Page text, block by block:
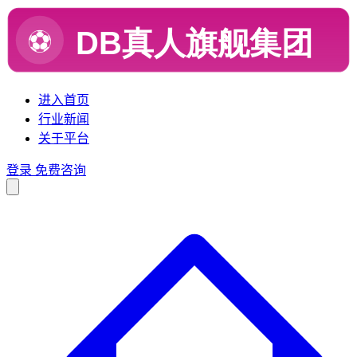
进入首页
行业新闻
关于平台
登录 免费咨询